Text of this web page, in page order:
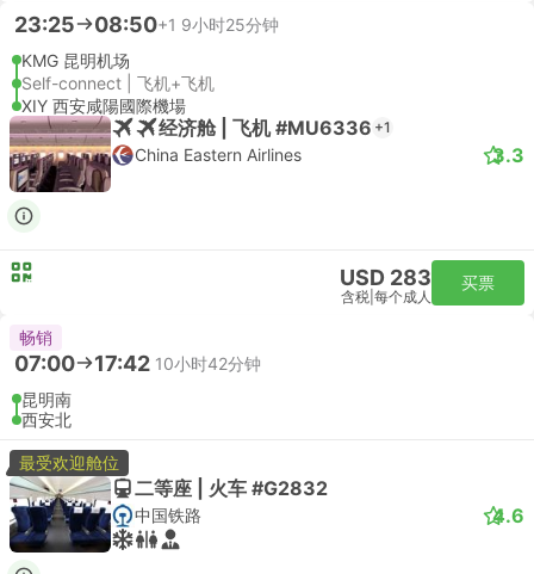
23:25 08:50+1 9小时25分钟
KMG 昆明机场
Self-connect | 飞机+飞机
XIY 西安咸陽國際機場
经济舱 | 飞机 #MU6336 +1
China Eastern Airlines 3.3
USD 283
含税 每个成人
买票
畅销
07:00 17:42 10小时42分钟
昆明南
西安北
最受欢迎舱位
二等座 | 火车 #G2832
中国铁路 4.6